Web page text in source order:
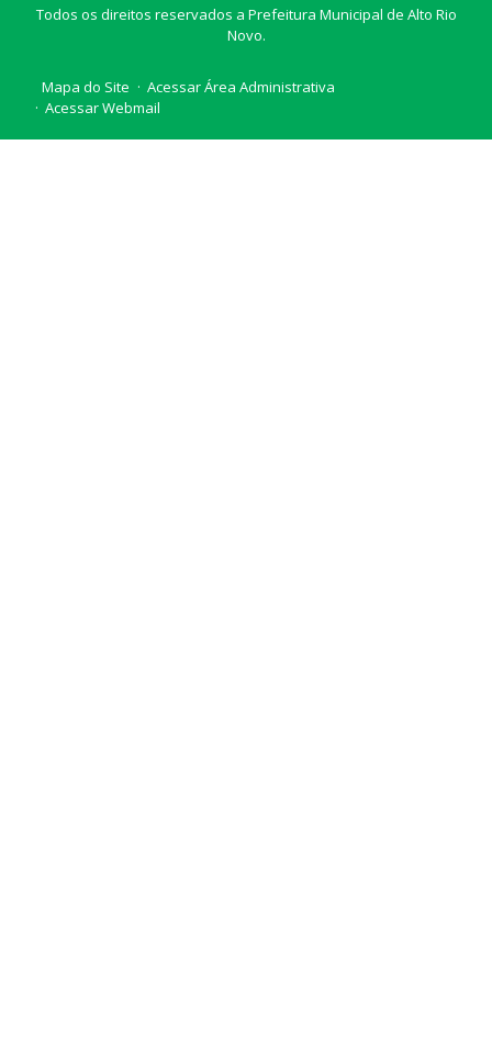
Todos os direitos reservados a Prefeitura Municipal de Alto Rio
Novo.
Mapa do Site
Acessar Área Administrativa
Acessar Webmail